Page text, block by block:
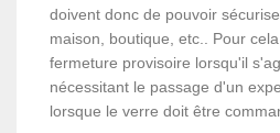
doivent donc de pouvoir
maison, boutique, etc.. Pour
fermeture provisoire lorsqu'il
nécessitant le passage d'un
lorsque le verre doit être